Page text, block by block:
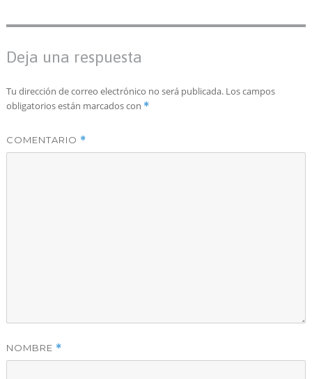
Deja una respuesta
Tu dirección de correo electrónico no será publicada. Los campos
obligatorios están marcados con *
COMENTARIO *
NOMBRE *